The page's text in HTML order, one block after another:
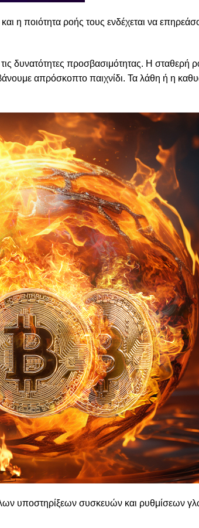
η ποιότητα ροής τους ενδέχεται να
δυνατότητες προσβασιμότητας. Η σταθερή
απρόσκοπτο παιχνίδι. Τα λάθη ή η
υποστηρίξεων συσκευών και ρυθμίσεων